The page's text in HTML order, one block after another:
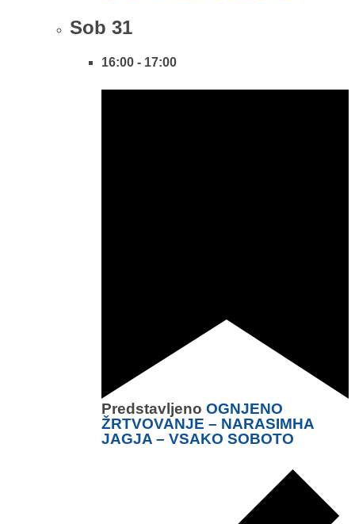
Sob 31
16:00 - 17:00
Predstavljeno OGNJENO
ŽRTVOVANJE – NARASIMHA
JAGJA – VSAKO SOBOTO